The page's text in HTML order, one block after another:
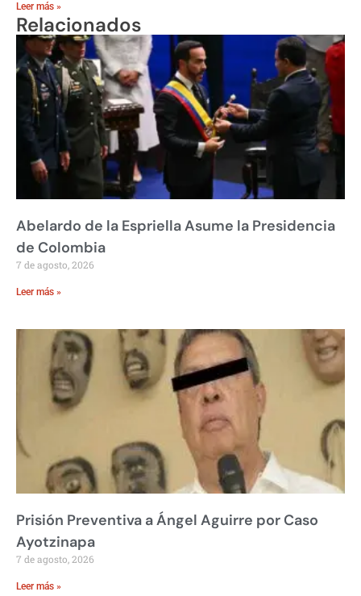
Leer más »
Relacionados
Abelardo de la Espriella Asume la Presidencia
de Colombia
7 de agosto, 2026
Leer más »
Prisión Preventiva a Ángel Aguirre por Caso
Ayotzinapa
7 de agosto, 2026
Leer más »